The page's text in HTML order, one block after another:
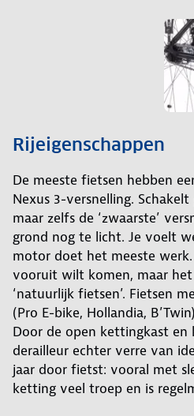
Rijeigenschappen
De meeste fietsen hebben
Nexus 3-versnelling.
maar zelfs de ‘zwaarste’
grond nog te licht. Je voelt
motor doet het meeste
vooruit wilt komen, maar
‘natuurlijk fietsen’. Fietsen
(Pro E-bike, Hollandia,
Door de open kettingkast en
derailleur echter verre van
jaar door fietst: vooral met
ketting veel troep en is